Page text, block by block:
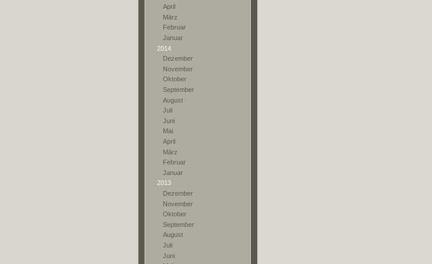
April
März
Februar
Januar
2014
Dezember
November
Oktober
September
August
Juli
Juni
Mai
April
März
Februar
Januar
2013
Dezember
November
Oktober
September
August
Juli
Juni